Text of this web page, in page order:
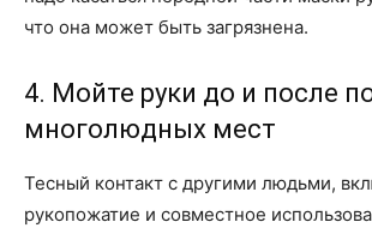
что она может быть загрязнена.
4. Мойте руки до и после
многолюдных мест
Тесный контакт с другими людьми,
рукопожатие и совместное